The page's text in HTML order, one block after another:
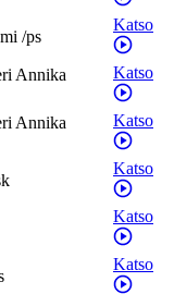
/ps
Katso
Annika
Katso
Annika
Katso
Katso
Katso
Katso